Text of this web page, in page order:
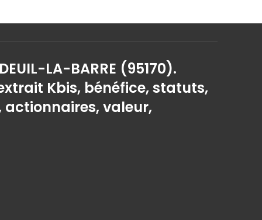
LA-BARRE (95170).
Kbis, bénéfice, statuts,
actionnaires, valeur,